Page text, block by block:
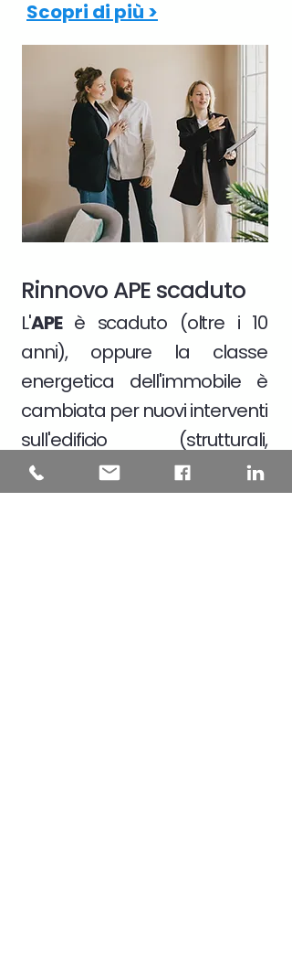
Scopri di più >
Rinnovo APE scaduto
L'APEè scaduto (oltre i 10
anni), oppure la classe
energetica dell'immobile è
cambiata per nuovi interventi
sull'edificio (strutturali,
impiantistici, cambio dei dati
catastali)